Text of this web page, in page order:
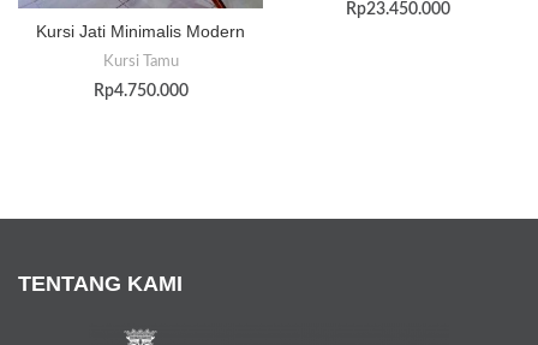
Kursi Jati Minimalis Modern
Kursi Tamu
Rp4.750.000
Rp23.450.000
TENTANG KAMI